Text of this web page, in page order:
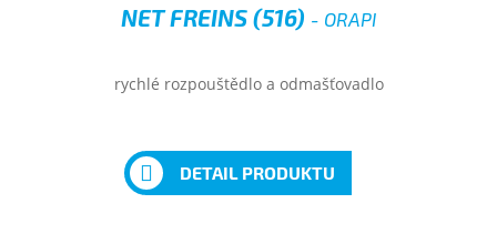
NET FREINS (516) - ORAPI
rychlé rozpouštědlo a odmašťovadlo
DETAIL PRODUKTU